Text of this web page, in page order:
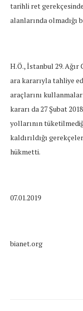
tarihli ret
alanlarında olmadığı
H.Ö., İstanbul 29. Ağır
ara kararıyla tahliye
araçlarını
kararı da 27 Şubat
yollarının
kaldırıldığı
hükmetti.
07.01.2019
bianet.org